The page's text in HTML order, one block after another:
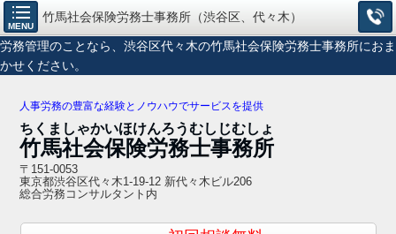
MENU
竹馬社会保険労務士事務所（渋谷区、代々木）
労務管理のことなら、渋谷区代々木の竹馬社会保険労務士事務所におま
かせください。
人事労務の豊富な経験とノウハウでサービスを提供
ちくましゃかいほけんろうむしじむしょ
竹馬社会保険労務士事務所
〒151-0053
東京都渋谷区代々木1-19-12 新代々木ビル206
総合労務コンサルタント内